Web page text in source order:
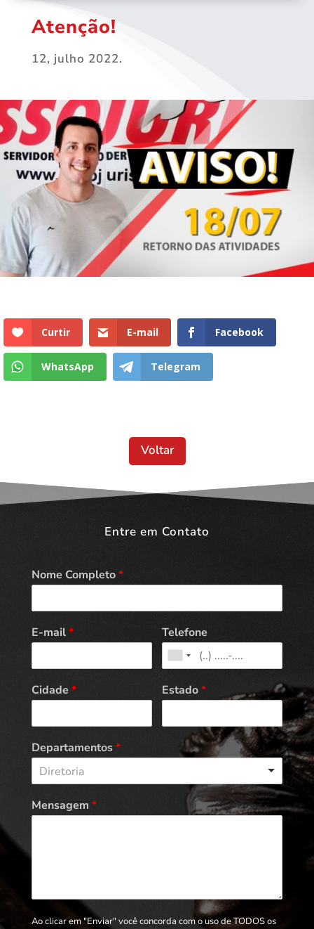
Atenção!
12, julho 2022.
Curtir E-mail Facebook
WhatsApp Telegram
Voltar
Entre em Contato
Nome Completo*
E-mail* Telefone
Cidade * Estado*
Departamentos*
Diretoria
Mensagem *
Ao clicar em "Enviar" você concorda com o uso de TODOS os